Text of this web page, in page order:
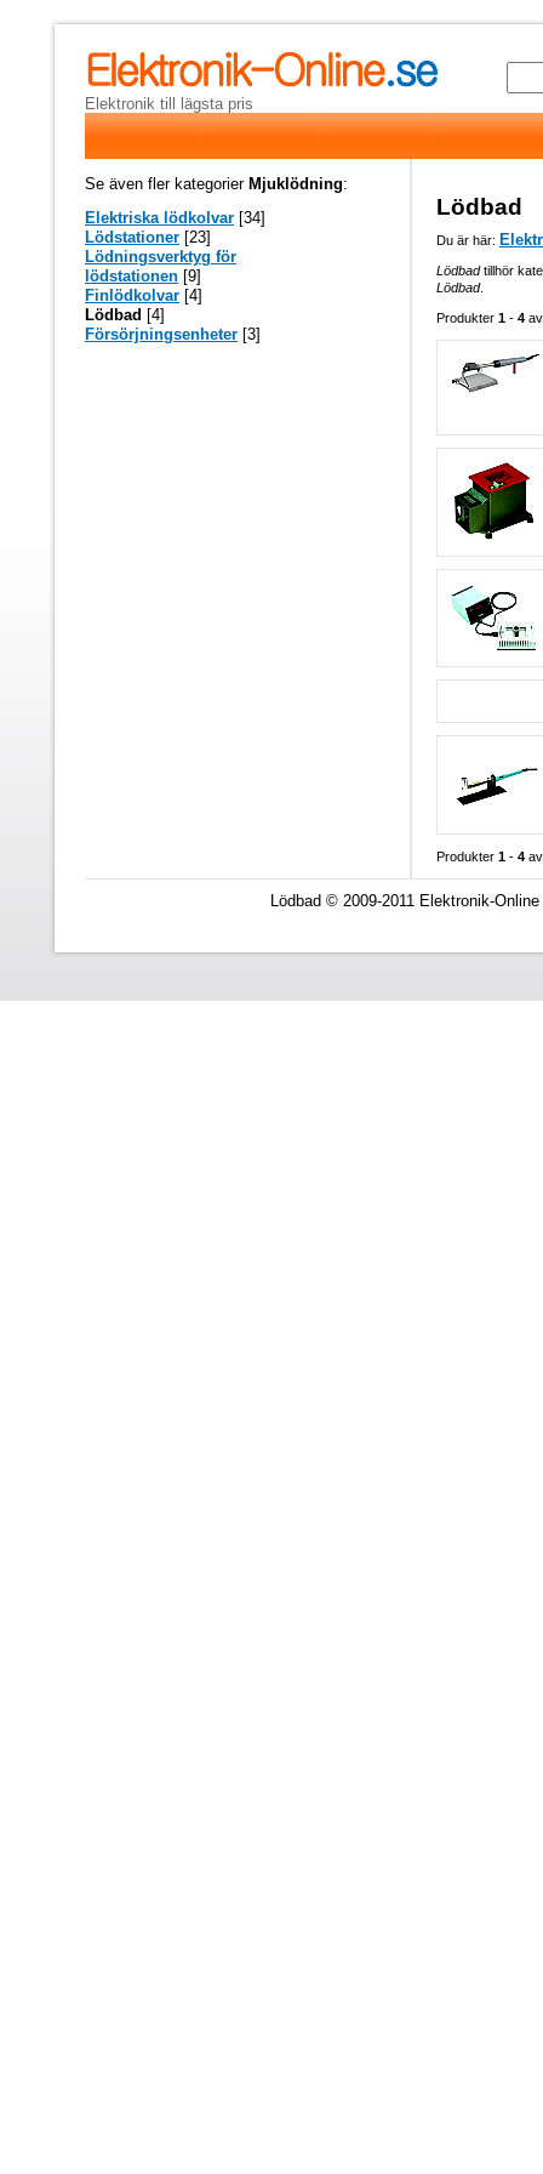
Elektronik till lägsta pris
Lödbad
Du är här:
Lödbadtillhör
Lödbad.
Produkter 1 - 4
Produkter 1 - 4
Se även fler kategorier Mjuklödning:
Elektriska lödkolvar [34]
Lödstationer [23]
Lödningsverktyg för
lödstationen [9]
Finlödkolvar [4]
Lödbad [4]
Försörjningsenheter [3]
Lödbad © 2009-2011 Elektronik-